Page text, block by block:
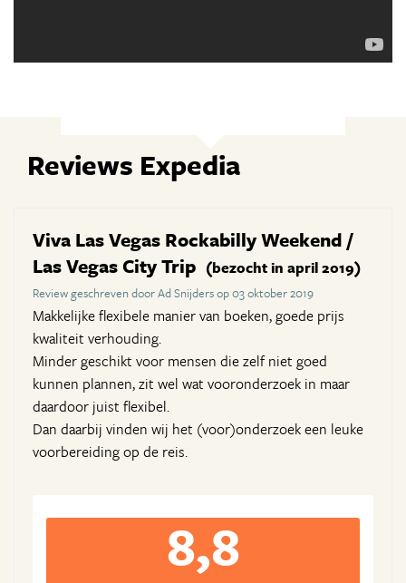
Reviews Expedia
Viva Las Vegas Rockabilly Weekend /
Las Vegas City Trip (bezocht in april 2019)
Review geschreven door Ad Snijders op 03 oktober 2019
Makkelijke flexibele manier van boeken, goede prijs
kwaliteit verhouding.
Minder geschikt voor mensen die zelf niet goed
kunnen plannen, zit wel wat vooronderzoek in maar
daardoor juist flexibel.
Dan daarbij vinden wij het (voor)onderzoek een leuke
voorbereiding op de reis.
8,8